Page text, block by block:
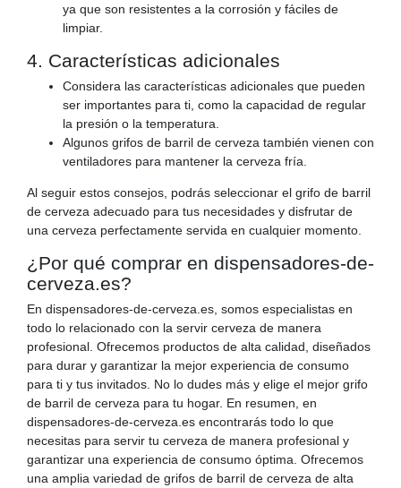
ya que son resistentes a la corrosión y fáciles de
limpiar.
4. Características adicionales
Considera las características adicionales que pueden
ser importantes para ti, como la capacidad de regular
la presión o la temperatura.
Algunos grifos de barril de cerveza también vienen con
ventiladores para mantener la cerveza fría.
Al seguir estos consejos, podrás seleccionar el grifo de barril
de cerveza adecuado para tus necesidades y disfrutar de
una cerveza perfectamente servida en cualquier momento.
¿Por qué comprar en dispensadores-de-
cerveza.es?
En dispensadores-de-cerveza.es, somos especialistas en
todo lo relacionado con la servir cerveza de manera
profesional. Ofrecemos productos de alta calidad, diseñados
para durar y garantizar la mejor experiencia de consumo
para ti y tus invitados. No lo dudes más y elige el mejor grifo
de barril de cerveza para tu hogar. En resumen, en
dispensadores-de-cerveza.es encontrarás todo lo que
necesitas para servir tu cerveza de manera profesional y
garantizar una experiencia de consumo óptima. Ofrecemos
una amplia variedad de grifos de barril de cerveza de alta